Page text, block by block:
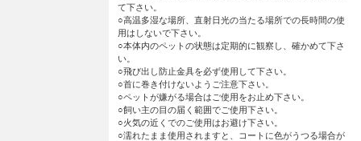
て下さい。
○高温多湿な場所、直射日光の当たる場所での長時間の使
用はしないで下さい。
○本体内のペットの状態は定期的に観察し、確かめて下さ
い。
○飛び出し防止金具を必ず使用して下さい。
○首に巻き付けないようご注意下さい。
○ペットが嫌がる場合はご使用をお止め下さい。
○飼い主の目の届く範囲でご使用下さい。
○火気の近くでのご使用はお避け下さい。
○濡れたまま使用されますと、コートに色がうつる場合が